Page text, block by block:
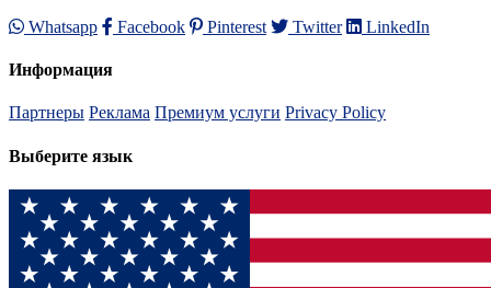
Whatsapp Facebook Pinterest Twitter LinkedIn
Информация
Партнеры Реклама Премиум услуги Privacy Policy
Выберите язык